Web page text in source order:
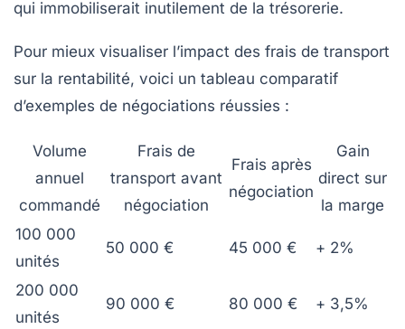
qui immobiliserait inutilement de la trésorerie.
Pour mieux visualiser l’impact des frais de transport
sur la rentabilité, voici un tableau comparatif
d’exemples de négociations réussies :
Volume
annuel
commandé
Frais de
transport avant
négociation
Frais après
négociation
Gain
direct sur
la marge
100 000
unités
50 000 € 45 000 € + 2%
200 000
unités
90 000 € 80 000 € + 3,5%